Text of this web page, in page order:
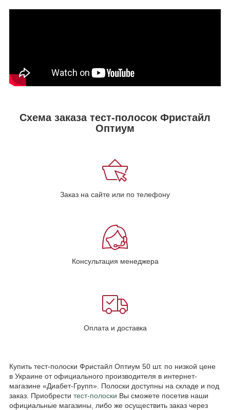
Схема заказа тест-полосок Фристайл
Оптиум
Заказ на сайте или по телефону
Консультация менеджера
Оплата и доставка
Купить тест-полоски Фристайл Оптиум 50 шт. по низкой цене
в Украине от официального производителя в интернет-
магазине «Диабет-Групп». Полоски доступны на складе и под
заказ. Приобрести тест-полоски Вы сможете посетив наши
официальные магазины, либо же осуществить заказ через